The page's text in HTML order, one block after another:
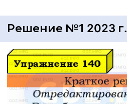
Решение №1 2023 г.